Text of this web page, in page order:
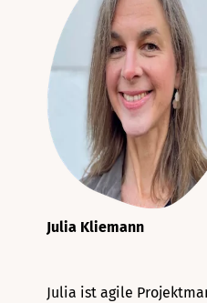
Julia Kliemann
Julia ist agile